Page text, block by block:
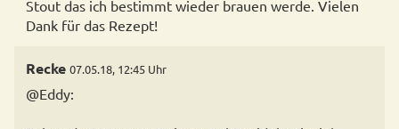
Stout das ich bestimmt wieder brauen werde. Vielen
Dank für das Rezept!
Recke 07.05.18, 12:45 Uhr
@Eddy: